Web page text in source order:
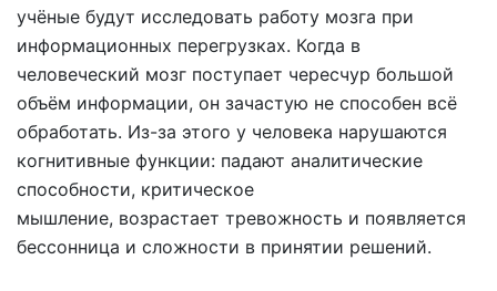
учёные будут исследовать работу мозга при
информационных перегрузках. Когда в
человеческий мозг поступает чересчур большой
объём информации, он зачастую не способен всё
обработать. Из-за этого у человека нарушаются
когнитивные функции: падают аналитические
способности, критическое
мышление, возрастает тревожность и появляется
бессонница и сложности в принятии решений.